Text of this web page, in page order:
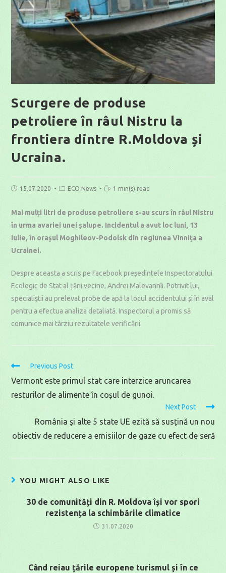
Scurgere de produse
petroliere în râul Nistru la
frontiera dintre R.Moldova și
Ucraina.
Post15.07.2020
PostECO News
Reading
1 min(s) read
Mai mulți litri de produse petroliere s-au scurs în râul Nistru
în urma avariei unei șalupe. Incidentul a avut loc luni, 13
iulie, în orașul Moghileov-Podolsk din regiunea Vinnița a
Ucrainei.
Despre aceasta a scris pe Facebook președintele Inspectoratului
Ecologic de Stat al țării vecine, Andrei Malevannîi. Potrivit lui,
specialiștii au prelevat probe de apă la locul accidentului și în aval
pentru a efectua analiza detaliată. Inspectorul a promis să
comunice mai târziu rezultatele verificării.
Read
more
articles
Previous Post
Vermont este primul stat care interzice aruncarea
resturilor de alimente în coșul de gunoi.
Next Post
România și alte 5 state UE ezită să susțină un nou
obiectiv de reducere a emisiilor de gaze cu efect de seră
YOU MIGHT ALSO LIKE
30 de comunități din R. Moldova își vor spori
rezistența la schimbările climatice
31.07.2020
Când reiau țările europene turismul și în ce